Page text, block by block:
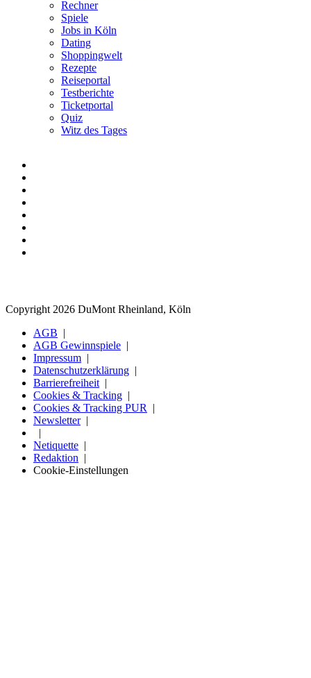
Rechner
Spiele
Jobs in Köln
Dating
Shoppingwelt
Rezepte
Reiseportal
Testberichte
Ticketportal
Quiz
Witz des Tages
Copyright 2026 DuMont Rheinland, Köln
AGB
AGB Gewinnspiele
Impressum
Datenschutzerklärung
Barrierefreiheit
Cookies & Tracking
Cookies & Tracking PUR
Newsletter
Netiquette
Redaktion
Cookie-Einstellungen